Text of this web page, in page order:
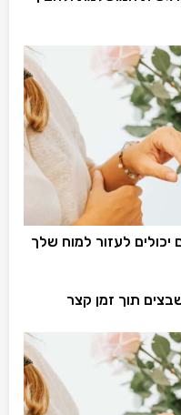
לעזור למוח שלך
תוך זמן קצר